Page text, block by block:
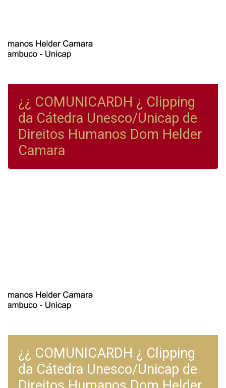
¿¿ COMUNICARDH ¿ Clipping
da Cátedra Unesco/Unicap de
Direitos Humanos Dom Helder
Camara
¿¿ COMUNICARDH ¿ Clipping
da Cátedra Unesco/Unicap de